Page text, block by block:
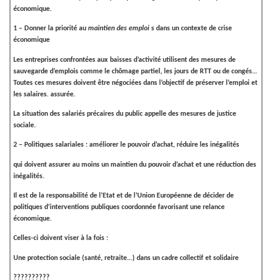
économique.
1 – Donner la priorité au maintien des emploi s dans un contexte de crise
économique
Les entreprises confrontées aux baisses d’activité utilisent des mesures de
sauvegarde d’emplois comme le chômage partiel, les jours de RTT ou de congés…
Toutes ces mesures doivent être négociées dans l’objectif de préserver l’emploi et
les salaires. assurée.
La situation des salariés précaires du public appelle des mesures de justice
sociale.
2 – Politiques salariales : améliorer le pouvoir d’achat, réduire les inégalités
qui doivent assurer au moins un maintien du pouvoir d’achat et une réduction des
inégalités.
Il est de la responsabilité de l’Etat et de l’Union Européenne de décider de
politiques d’interventions publiques coordonnée favorisant une relance
économique.
Celles-ci doivent viser à la fois :
Une protection sociale (santé, retraite…) dans un cadre collectif et solidaire
??????????